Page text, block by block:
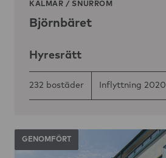
KALMAR / SNURROM
Björnbäret
Hyresrätt
232 bostäder Inflyttning 2020
GENOMFÖRT